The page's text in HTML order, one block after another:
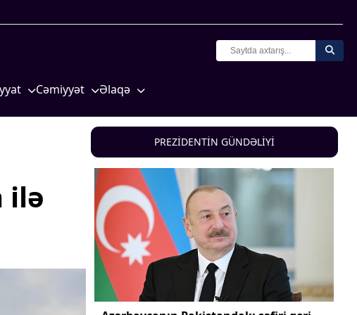
Cəmiyyət
Məhkəmə və hüquq
Zəfər - 5
Gənclər və İdman
Media və QHT
Əlaqə
ilə
PREZİDENTİN GÜNDƏLİYİ